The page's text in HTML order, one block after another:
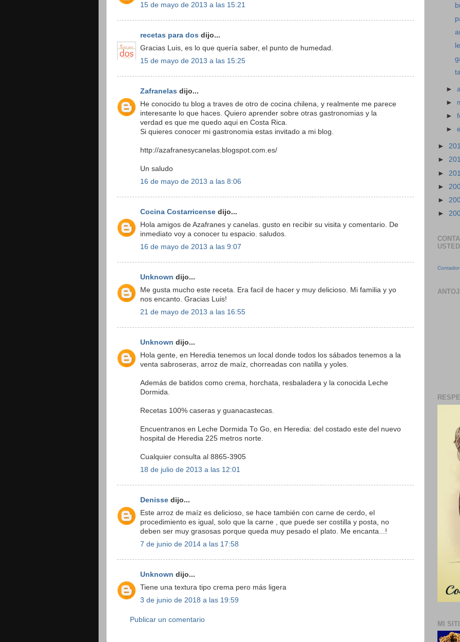
15 de mayo de 2013 a las 15:21
recetas para dos dijo...
Gracias Luis, es lo que quería saber, el punto de humedad.
15 de mayo de 2013 a las 15:25
Zafranelas dijo...
He conocido tu blog a traves de otro de cocina chilena, y realmente me parece
interesante lo que haces. Quiero aprender sobre otras gastronomias y la
verdad es que me quedo aqui en Costa Rica.
Si quieres conocer mi gastronomia estas invitado a mi blog.
http://azafranesycanelas.blogspot.com.es/
Un saludo
16 de mayo de 2013 a las 8:06
Cocina Costarricense dijo...
Hola amigos de Azafranes y canelas. gusto en recibir su visita y comentario. De
inmediato voy a conocer tu espacio. saludos.
16 de mayo de 2013 a las 9:07
Unknown dijo...
Me gusta mucho este receta. Era facil de hacer y muy delicioso. Mi familia y yo
nos encanto. Gracias Luis!
21 de mayo de 2013 a las 16:55
Unknown dijo...
Hola gente, en Heredia tenemos un local donde todos los sábados tenemos a la
venta sabroseras, arroz de maíz, chorreadas con natilla y yoles.
Además de batidos como crema, horchata, resbaladera y la conocida Leche
Dormida.
Recetas 100% caseras y guanacastecas.
Encuentranos en Leche Dormida To Go, en Heredia: del costado este del nuevo
hospital de Heredia 225 metros norte.
Cualquier consulta al 8865-3905
18 de julio de 2013 a las 12:01
Denisse dijo...
Este arroz de maíz es delicioso, se hace también con carne de cerdo, el
procedimiento es igual, solo que la carne , que puede ser costilla y posta, no
deben ser muy grasosas porque queda muy pesado el plato. Me encanta...!
7 de junio de 2014 a las 17:58
Unknown dijo...
Tiene una textura tipo crema pero más ligera
3 de junio de 2018 a las 19:59
Publicar un comentario
►
►
►
►
►
►
►
►
►
►
MI